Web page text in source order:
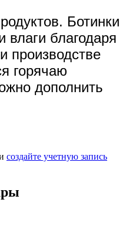
Ботинки
благодаря
производстве
горячаю
дополнить
создайте учетную запись